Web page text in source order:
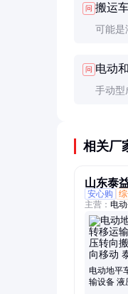
有限的
问 搬运
可能是
问 电动
手动型
相关厂
山东泰
安心购
主营： 电
电动地平
输设备 液